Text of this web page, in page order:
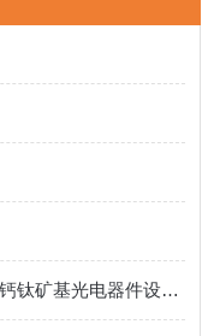
钙钛矿量子效率测试仪是专门针对钙钛矿基光电器件设计的仪器